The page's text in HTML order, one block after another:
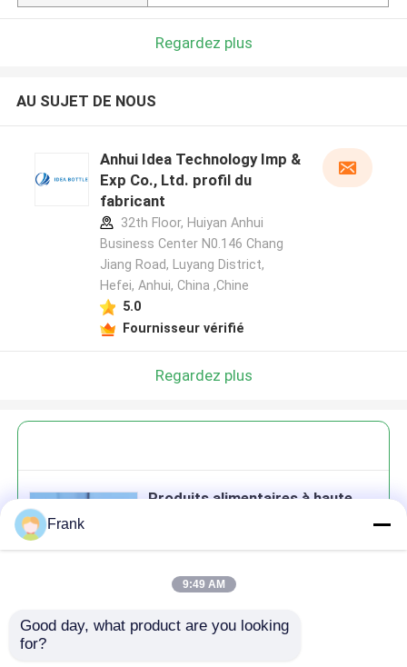
Regardez plus
AU SUJET DE NOUS
Anhui Idea Technology Imp &
Exp Co., Ltd. profil du
fabricant
32th Floor, Huiyan Anhui
Business Center N0.146 Chang
Jiang Road, Luyang District,
Hefei, Anhui, China ,Chine
5.0
Fournisseur vérifié
Regardez plus
Produits alimentaires à haute
avec couvercle en bois de
Continuer
Frank
9:49 AM
Good day, what product are you looking
for?